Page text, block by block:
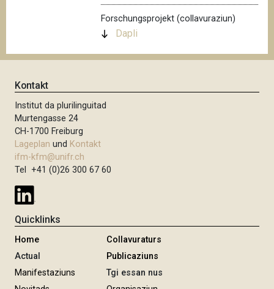
Forschungsprojekt (collavuraziun)
Dapli
Kontakt
Institut da plurilinguitad
Murtengasse 24
CH-1700 Freiburg
Lageplan und Kontakt
ifm-kfm@unifr.ch
Tel +41 (0)26 300 67 60
Quicklinks
Home
Actual
Manifestaziuns
Collavuraturs
Publicaziuns
Tgi essan nus